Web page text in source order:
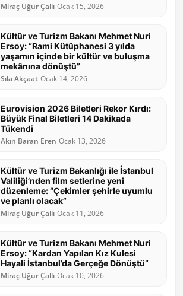
Miraç Uğur Çallı Ocak 15, 2026
Kültür ve Turizm Bakanı Mehmet Nuri
Ersoy: “Rami Kütüphanesi 3 yılda
yaşamın içinde bir kültür ve buluşma
mekânına dönüştü”
Sıla Akçaat Ocak 14, 2026
Eurovision 2026 Biletleri Rekor Kırdı:
Büyük Final Biletleri 14 Dakikada
Tükendi
Akın Baran Eren Ocak 13, 2026
Kültür ve Turizm Bakanlığı ile İstanbul
Valiliği’nden film setlerine yeni
düzenleme: “Çekimler şehirle uyumlu
ve planlı olacak”
Miraç Uğur Çallı Ocak 11, 2026
Kültür ve Turizm Bakanı Mehmet Nuri
Ersoy: “Kardan Yapılan Kız Kulesi
Hayali İstanbul’da Gerçeğe Dönüştü”
Miraç Uğur Çallı Ocak 10, 2026